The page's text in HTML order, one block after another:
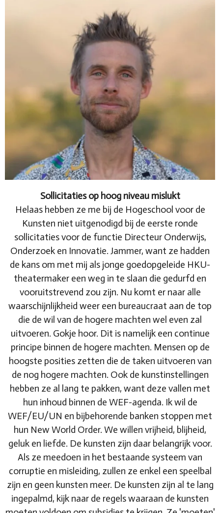
Sollicitaties op hoog niveau mislukt
Helaas hebben ze me bij de Hogeschool voor de
Kunsten niet uitgenodigd bij de eerste ronde
sollicitaties voor de functie Directeur Onderwijs,
Onderzoek en Innovatie. Jammer, want ze hadden
de kans om met mij als jonge goedopgeleide HKU-
theatermaker een weg in te slaan die gedurfd en
vooruitstrevend zou zijn. Nu komt er naar alle
waarschijnlijkheid weer een bureaucraat aan de top
die de wil van de hogere machten wel even zal
uitvoeren. Gokje hoor. Dit is namelijk een continue
principe binnen de hogere machten. Mensen op de
hoogste posities zetten die de taken uitvoeren van
de nog hogere machten. Ook de kunstinstellingen
hebben ze al lang te pakken, want deze vallen met
hun inhoud binnen de WEF-agenda. Ik wil de
WEF/EU/UN en bijbehorende banken stoppen met
hun New World Order. We willen vrijheid, blijheid,
geluk en liefde. De kunsten zijn daar belangrijk voor.
Als ze meedoen in het bestaande systeem van
corruptie en misleiding, zullen ze enkel een speelbal
zijn en geen kunsten meer. De kunsten zijn al te lang
ingepalmd, kijk naar de regels waaraan de kunsten